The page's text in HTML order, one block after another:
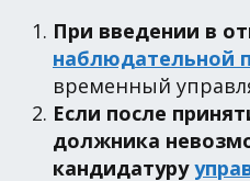
При введении в
наблюдательной
временный
Если после
должника
кандидатуру